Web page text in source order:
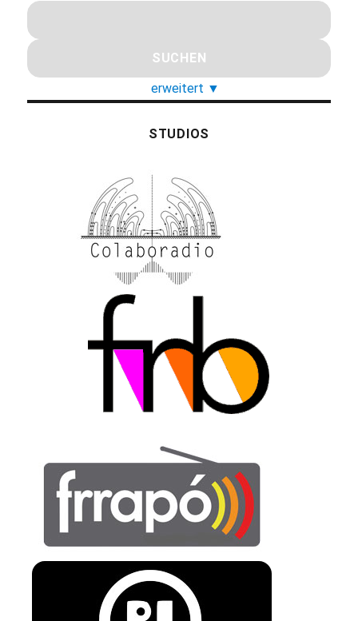
erweitert ▼
STUDIOS